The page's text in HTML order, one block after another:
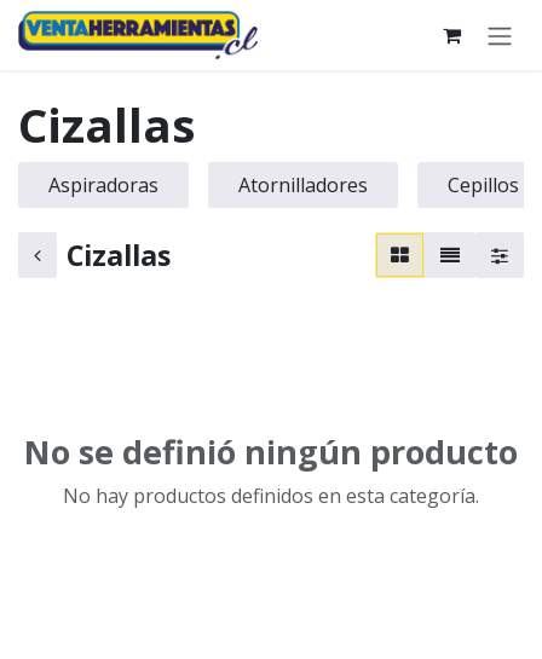
Ir al contenido
Cizallas
Aspiradoras Atornilladores Cepillos
Cizallas
No se definió ningún producto
No hay productos definidos en esta categoría.